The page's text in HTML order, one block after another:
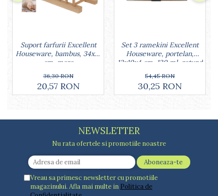
Suport farfurii Excellent
Houseware, bambus, 34x12
cm, maro
36,30 RON
20,57 RON
Set 3 ramekini Excellent
Houseware, portelan,
13x10x4 cm, 130 ml, rotund
54,45 RON
30,25 RON
NEWSLETTER
Nu rata ofertele si promotiile noastre
Vreau sa primesc newsletter cu promotiile
magazinului. Afla mai multe in Politica de